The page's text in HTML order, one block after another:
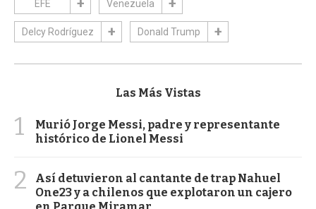
EFE Venezuela
Delcy Rodríguez Donald Trump
Las Más Vistas
1
Murió Jorge Messi, padre y representante
histórico de Lionel Messi
2
Así detuvieron al cantante de trap Nahuel
One23 y a chilenos que explotaron un cajero